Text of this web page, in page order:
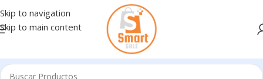
Skip to navigation
Skip to main content